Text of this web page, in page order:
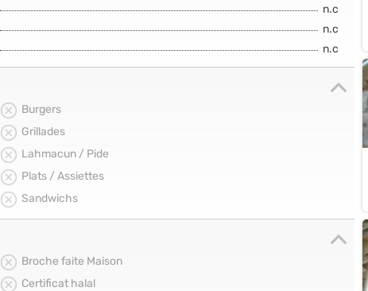
n.c
n.c
n.c
Burgers
Grillades
Lahmacun / Pide
Plats / Assiettes
Sandwichs
Broche faite Maison
Certificat halal